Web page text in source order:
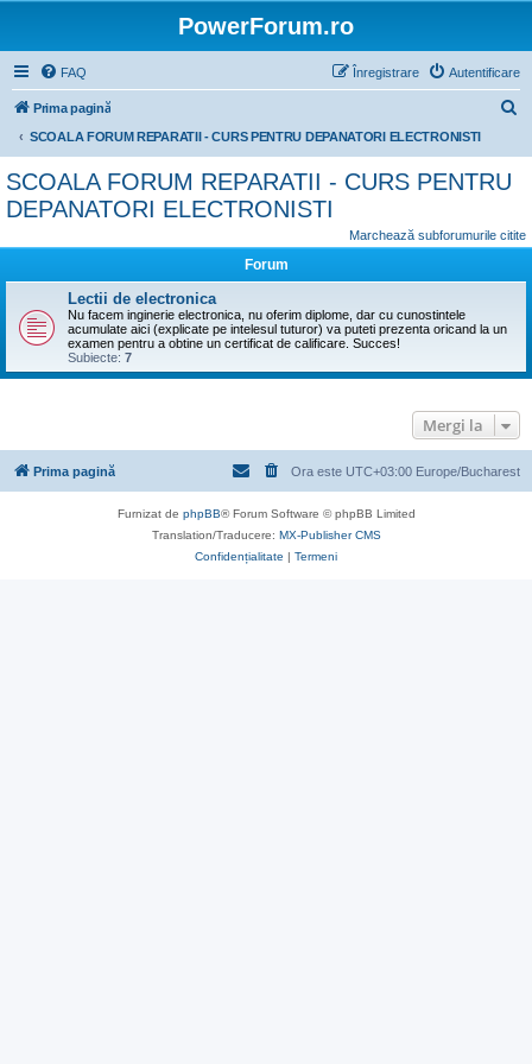
PowerForum.ro
FAQ Autentificare
Înregistrare
Prima pagină
SCOALA FORUM REPARATII - CURS PENTRU DEPANATORI ELECTRONISTI
r
SCOALA FORUM REPARATII - CURS PENTRU
DEPANATORI ELECTRONISTI
Marchează subforumurile citite
Forum
Lectii de electronica
Nu facem inginerie electronica, nu oferim diplome, dar cu cunostintele
acumulate aici (explicate pe intelesul tuturor) va puteti prezenta oricand la un
examen pentru a obtine un certificat de calificare. Succes!
Subiecte: 7
Mergi la
Prima pagină Ora este UTC+03:00 Europe/Bucharest
Furnizat de phpBB® Forum Software © phpBB Limited
Translation/Traducere: MX-Publisher CMS
Confidențialitate | Termeni